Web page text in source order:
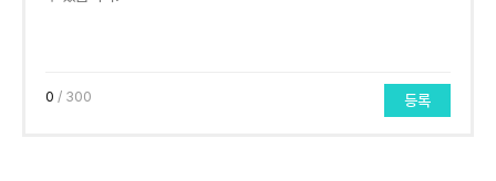
0 / 300 등록